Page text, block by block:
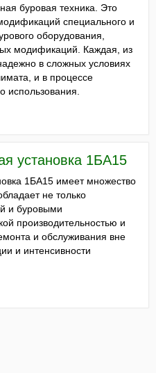
буровая техника. Это
специального и
оборудования,
модификаций. Каждая, из
в сложных условиях
и в процессе
использования.
установка 1БА15
1БА15 имеет множество
не только
и буровыми
производительностью и
и обслуживания вне
и интенсивности